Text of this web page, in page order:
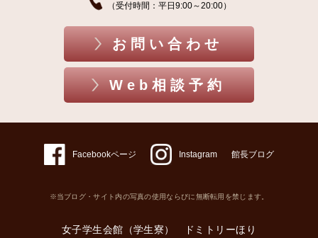
（受付時間：平日9:00～20:00）
お問い合わせ
Web相談予約
Facebookページ Instagram 館長ブログ
※当ブログ・サイト内の写真の使用ならびに無断転用を禁じます。
女子学生会館（学生寮） ドミトリーほり